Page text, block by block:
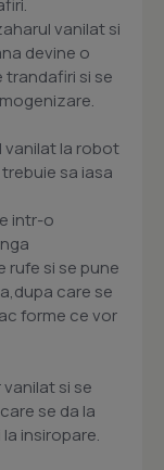
vanilat si
devine o
si se
vanilat la robot
sa iasa
intr-o
rufe si se pune
care se
forme ce vor
si se
se da la
insiropare.